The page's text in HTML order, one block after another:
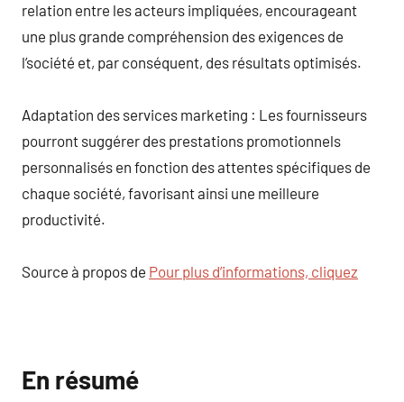
relation entre les acteurs impliquées, encourageant
une plus grande compréhension des exigences de
l’société et, par conséquent, des résultats optimisés.
Adaptation des services marketing : Les fournisseurs
pourront suggérer des prestations promotionnels
personnalisés en fonction des attentes spécifiques de
chaque société, favorisant ainsi une meilleure
productivité.
Source à propos de Pour plus d’informations, cliquez
En résumé